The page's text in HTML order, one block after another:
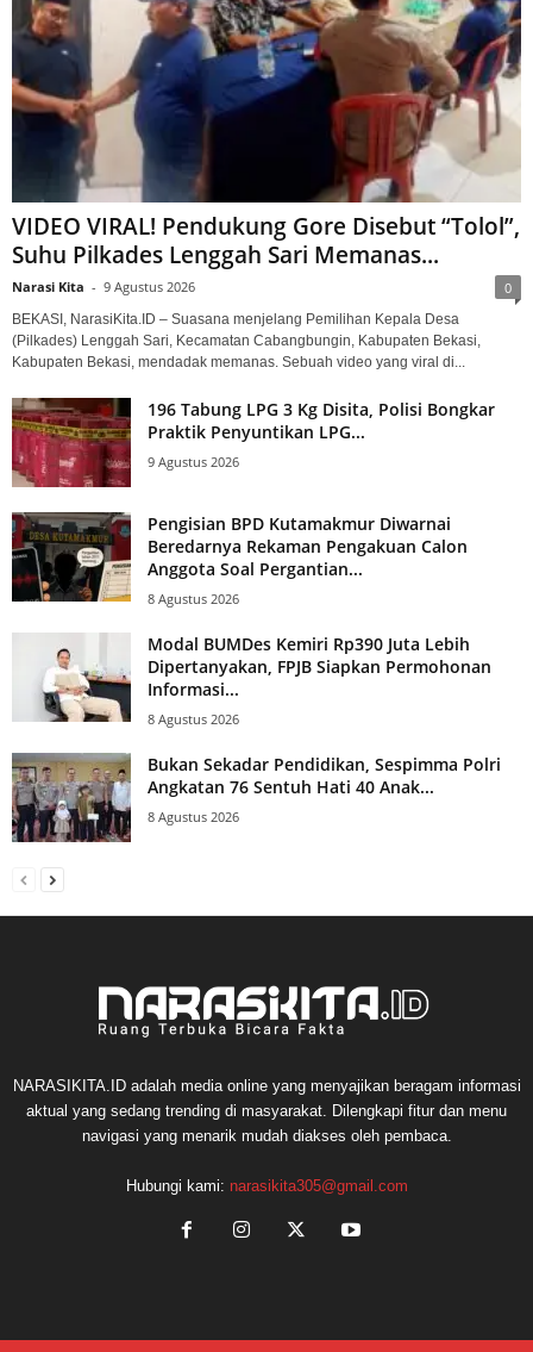
VIDEO VIRAL! Pendukung Gore Disebut “Tolol”,
Suhu Pilkades Lenggah Sari Memanas...
Narasi Kita - 9 Agustus 2026 0
BEKASI, NarasiKita.ID – Suasana menjelang Pemilihan Kepala Desa
(Pilkades) Lenggah Sari, Kecamatan Cabangbungin, Kabupaten Bekasi,
Kabupaten Bekasi, mendadak memanas. Sebuah video yang viral di...
196 Tabung LPG 3 Kg Disita, Polisi Bongkar
Praktik Penyuntikan LPG...
9 Agustus 2026
Pengisian BPD Kutamakmur Diwarnai
Beredarnya Rekaman Pengakuan Calon
Anggota Soal Pergantian...
8 Agustus 2026
Modal BUMDes Kemiri Rp390 Juta Lebih
Dipertanyakan, FPJB Siapkan Permohonan
Informasi...
8 Agustus 2026
Bukan Sekadar Pendidikan, Sespimma Polri
Angkatan 76 Sentuh Hati 40 Anak...
8 Agustus 2026
NARASIKITA.ID adalah media online yang menyajikan beragam informasi
aktual yang sedang trending di masyarakat. Dilengkapi fitur dan menu
navigasi yang menarik mudah diakses oleh pembaca.
Hubungi kami: narasikita305@gmail.com